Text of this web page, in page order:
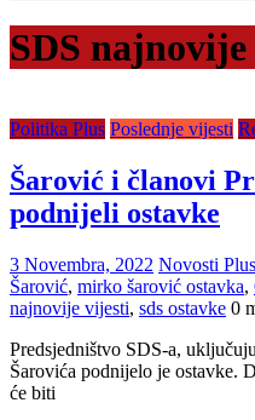
SDS
Politika Plus Poslednje vijesti
Šarović i članovi
podnijeli ostavke
3 Novembra, 2022 Novosti Plus
Šarović, mirko šarović ostavka,
najnovije vijesti, sds ostavke 0
Predsjedništvo SDS-a,
Šarovića podnijelo je ostavke.
će biti